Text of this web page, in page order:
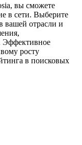
вы сможете
в сети. Выберите
вашей отрасли и
Эффективное
росту
в поисковых